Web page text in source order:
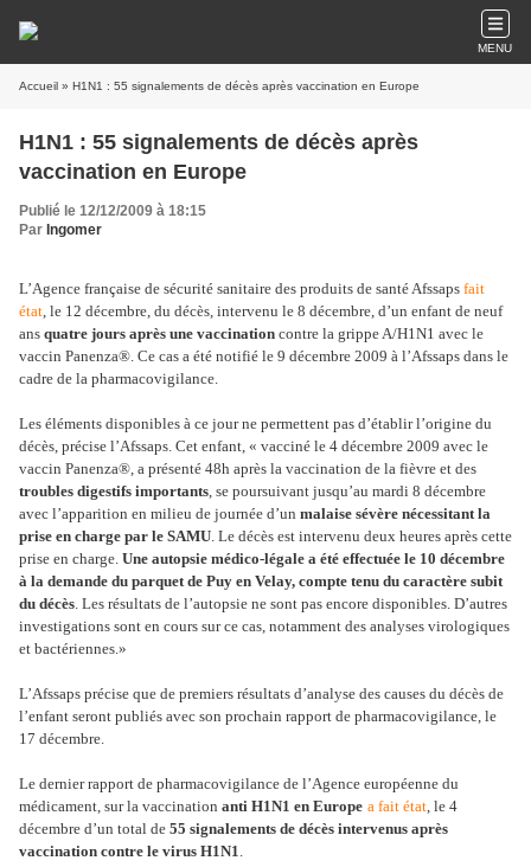
MENU
Accueil » H1N1 : 55 signalements de décès après vaccination en Europe
H1N1 : 55 signalements de décès après
vaccination en Europe
Publié le 12/12/2009 à 18:15
Par Ingomer
L’Agence française de sécurité sanitaire des produits de santé Afssaps fait
état, le 12 décembre, du décès, intervenu le 8 décembre, d’un enfant de neuf
ans quatre jours après une vaccination contre la grippe A/H1N1 avec le
vaccin Panenza®. Ce cas a été notifié le 9 décembre 2009 à l’Afssaps dans le
cadre de la pharmacovigilance.
Les éléments disponibles à ce jour ne permettent pas d’établir l’origine du
décès, précise l’Afssaps. Cet enfant, « vacciné le 4 décembre 2009 avec le
vaccin Panenza®, a présenté 48h après la vaccination de la fièvre et des
troubles digestifs importants, se poursuivant jusqu’au mardi 8 décembre
avec l’apparition en milieu de journée d’un malaise sévère nécessitant la
prise en charge par le SAMU. Le décès est intervenu deux heures après cette
prise en charge. Une autopsie médico-légale a été effectuée le 10 décembre
à la demande du parquet de Puy en Velay, compte tenu du caractère subit
du décès. Les résultats de l’autopsie ne sont pas encore disponibles. D’autres
investigations sont en cours sur ce cas, notamment des analyses virologiques
et bactériennes.»
L’Afssaps précise que de premiers résultats d’analyse des causes du décès de
l’enfant seront publiés avec son prochain rapport de pharmacovigilance, le
17 décembre.
Le dernier rapport de pharmacovigilance de l’Agence européenne du
médicament, sur la vaccination anti H1N1 en Europe a fait état, le 4
décembre d’un total de 55 signalements de décès intervenus après
vaccination contre le virus H1N1.